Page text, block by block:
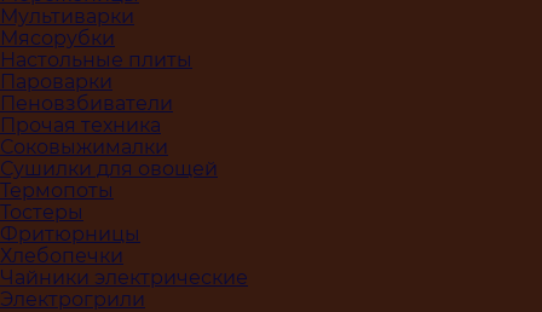
Мультиварки
Мясорубки
Настольные плиты
Пароварки
Пеновзбиватели
Прочая техника
Соковыжималки
Сушилки для овощей
Термопоты
Тостеры
Фритюрницы
Хлебопечки
Чайники электрические
Электрогрили